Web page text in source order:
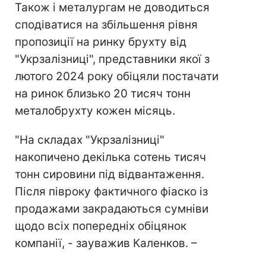
Також і металургам не доводиться
сподіватися на збільшення рівня
пропозиції на ринку брухту від
"Укрзалізниці", представники якої з
лютого 2024 року обіцяли постачати
на ринок близько 20 тисяч тонн
металобрухту кожен місяць.
"На складах "Укрзалізниці"
накопичено декілька сотень тисяч
тонн сировини під відвантаження.
Після півроку фактичного фіаско із
продажами закрадаються сумніви
щодо всіх попередніх обіцянок
компанії, - зауважив Каленков. –